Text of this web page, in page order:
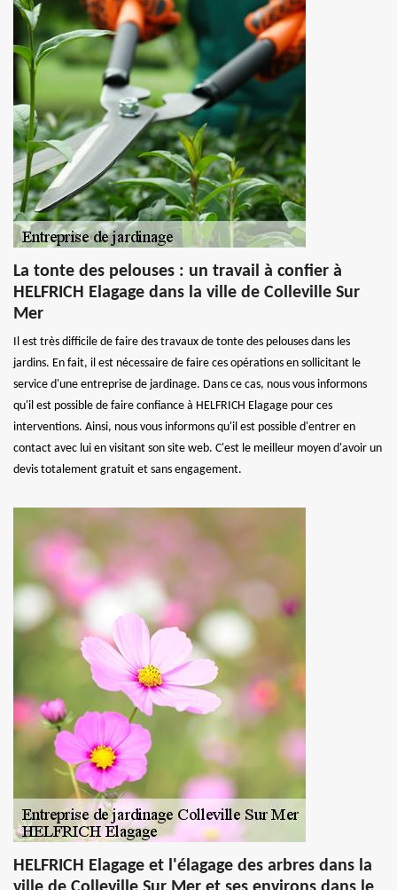
La tonte des pelouses : un travail à confier à
HELFRICH Elagage dans la ville de Colleville Sur
Mer
Il est très difficile de faire des travaux de tonte des pelouses dans les
jardins. En fait, il est nécessaire de faire ces opérations en sollicitant le
service d'une entreprise de jardinage. Dans ce cas, nous vous informons
qu'il est possible de faire confiance à HELFRICH Elagage pour ces
interventions. Ainsi, nous vous informons qu'il est possible d'entrer en
contact avec lui en visitant son site web. C'est le meilleur moyen d'avoir un
devis totalement gratuit et sans engagement.
HELFRICH Elagage et l'élagage des arbres dans la